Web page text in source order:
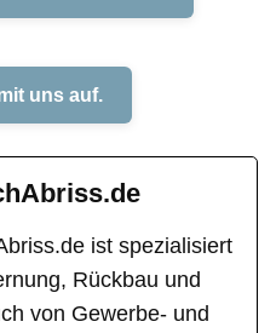
uns auf.
ist spezialisiert
Rückbau und
von Gewerbe- und